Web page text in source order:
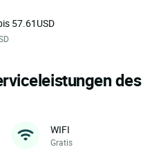
57.61USD
des
WIFI
Gratis